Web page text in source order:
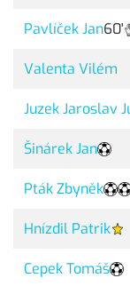
Pavlíček Jan60'
Valenta Vilém
Juzek Jaroslav
Šinárek Jan
Pták Zbyněk
Hnízdil Patrik
Cepek Tomáš